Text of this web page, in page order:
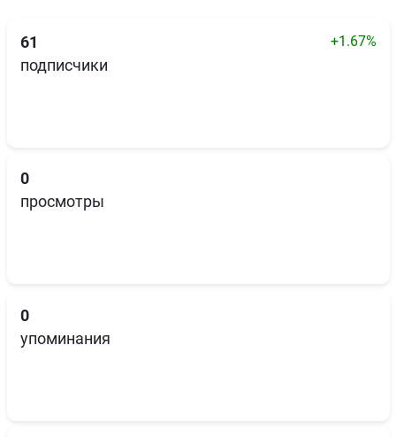
61 +1.67%
подписчики
0
просмотры
0
упоминания